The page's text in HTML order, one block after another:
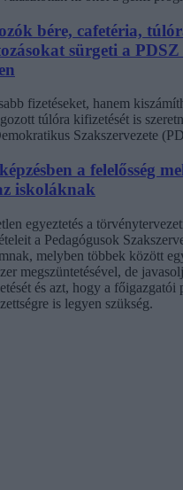
bére, cafetéria,
sürgeti a PDSZ
fizetéseket, hanem
túlóra kifizetését is
Szakszervezete
a felelősség
iskoláknak
egyeztetés a
a Pedagógusok
melyben többek között
megszüntetésével, de
és azt, hogy a főigazgatói
is legyen szükség.